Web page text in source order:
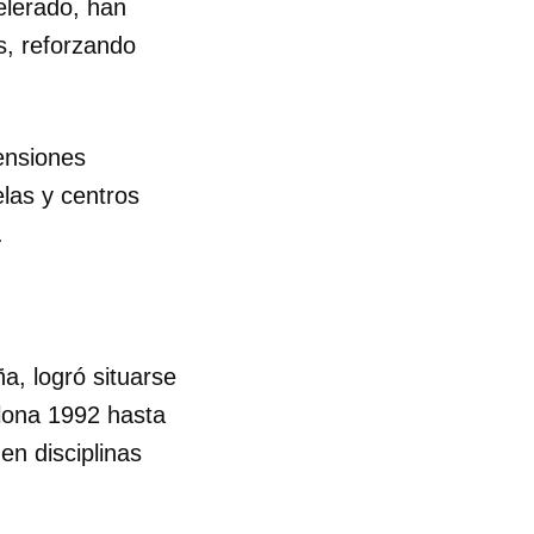
han
reforzando
y centros
logró situarse
1992 hasta
disciplinas